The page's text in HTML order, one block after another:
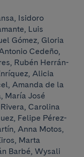
Isidoro
Luis
Gómez, Gloria
Cedeño,
Rubén Herrán-
Alicia
Amanda de la
María José
Carolina
Felipe Pérez-
Anna Motos,
Marta
Barbé, Wysali